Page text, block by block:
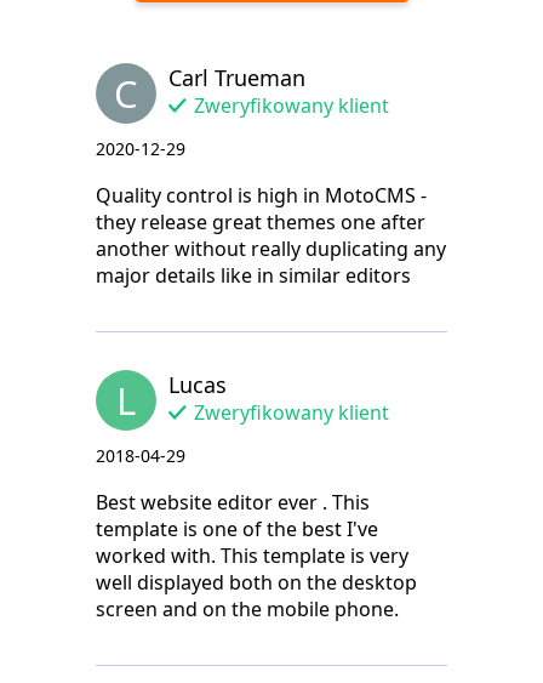
C Carl Trueman
Zweryfikowany klient
2020-12-29
Quality control is high in MotoCMS -
they release great themes one after
another without really duplicating any
major details like in similar editors
L Lucas
Zweryfikowany klient
2018-04-29
Best website editor ever . This
template is one of the best I've
worked with. This template is very
well displayed both on the desktop
screen and on the mobile phone.